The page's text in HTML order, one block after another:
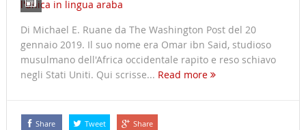
Di Michael E. Ruane da The Washington Post del 20
gennaio 2019. Il suo nome era Omar ibn Said, studioso
musulmano dell'Africa occidentale rapito e reso schiavo
negli Stati Uniti. Qui scrisse... Read more
Share Tweet Share